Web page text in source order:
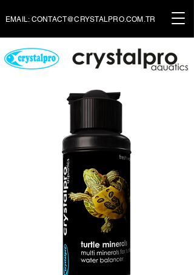
EMAIL: CONTACT@CRYSTALPRO.COM.TR